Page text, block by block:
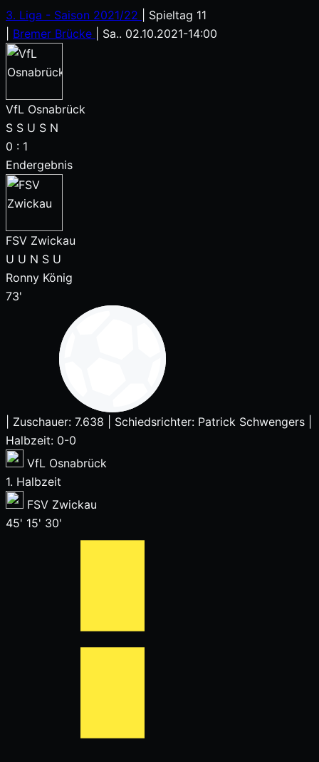
3. Liga - Saison 2021/22
Spieltag 11
Bremer Brücke Sa.. 02.10.2021-14:00
VfL Osnabrück
S S U S N
0 : 1
Endergebnis
FSV Zwickau
U U N S U
Ronny König
73'
Zuschauer: 7.638 Schiedsrichter: Patrick Schwengers
Halbzeit: 0-0
VfL Osnabrück
1. Halbzeit
FSV Zwickau
45' 15' 30'